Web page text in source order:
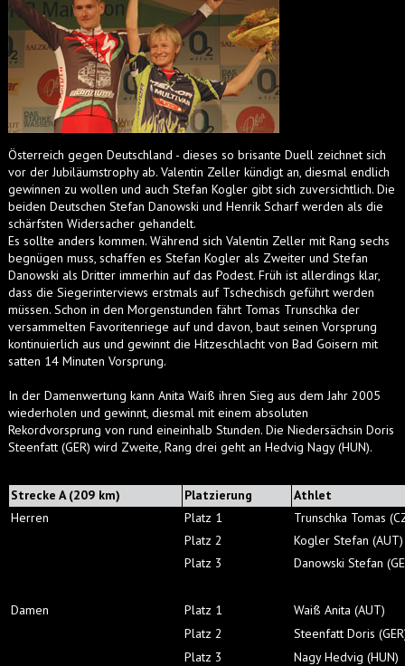
Österreich gegen Deutschland - dieses so brisante Duell zeichnet sich
vor der Jubiläumstrophy ab. Valentin Zeller kündigt an, diesmal endlich
gewinnen zu wollen und auch Stefan Kogler gibt sich zuversichtlich. Die
beiden Deutschen Stefan Danowski und Henrik Scharf werden als die
schärfsten Widersacher gehandelt.
Es sollte anders kommen. Während sich Valentin Zeller mit Rang sechs
begnügen muss, schaffen es Stefan Kogler als Zweiter und Stefan
Danowski als Dritter immerhin auf das Podest. Früh ist allerdings klar,
dass die Siegerinterviews erstmals auf Tschechisch geführt werden
müssen. Schon in den Morgenstunden fährt Tomas Trunschka der
versammelten Favoritenriege auf und davon, baut seinen Vorsprung
kontinuierlich aus und gewinnt die Hitzeschlacht von Bad Goisern mit
satten 14 Minuten Vorsprung.
In der Damenwertung kann Anita Waiß ihren Sieg aus dem Jahr 2005
wiederholen und gewinnt, diesmal mit einem absoluten
Rekordvorsprung von rund eineinhalb Stunden. Die Niedersächsin Doris
Steenfatt (GER) wird Zweite, Rang drei geht an Hedvig Nagy (HUN).
Strecke A (209 km) Platzierung
Athlet
Herren
Platz 1
Trunschka Tomas
Platz 2
Kogler Stefan (AUT)
Platz 3
Danowski Stefan
Damen Platz 1
Waiß Anita (AUT)
Platz 2
Steenfatt Doris
Platz 3
Nagy Hedvig (HUN)